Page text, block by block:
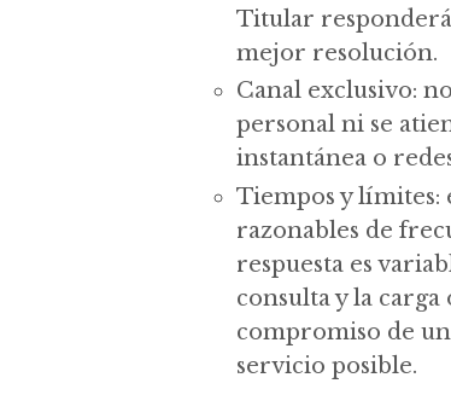
Titular
mejor resolución.
Canal exclusivo:
personal ni se
instantánea o
Tiempos y límites:
razonables de
respuesta es
consulta y la
compromiso de
servicio posible.